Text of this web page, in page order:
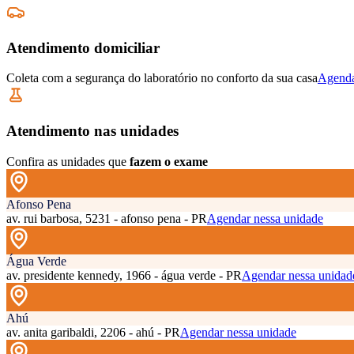
Atendimento domiciliar
Coleta com a segurança do laboratório no conforto da sua casa
Atendimento nas unidades
Confira as unidades que fazem o exame
Afonso Pena
av. rui barbosa, 5231 - afonso pena - PRAgendar nessa unidade
Água Verde
av. presidente kennedy, 1966 - água verde - PRAgendar nessa
Ahú
av. anita garibaldi, 2206 - ahú - PRAgendar nessa unidade